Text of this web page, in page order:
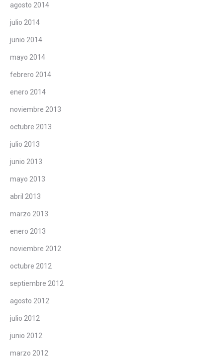
agosto 2014
julio 2014
junio 2014
mayo 2014
febrero 2014
enero 2014
noviembre 2013
octubre 2013
julio 2013
junio 2013
mayo 2013
abril 2013
marzo 2013
enero 2013
noviembre 2012
octubre 2012
septiembre 2012
agosto 2012
julio 2012
junio 2012
marzo 2012